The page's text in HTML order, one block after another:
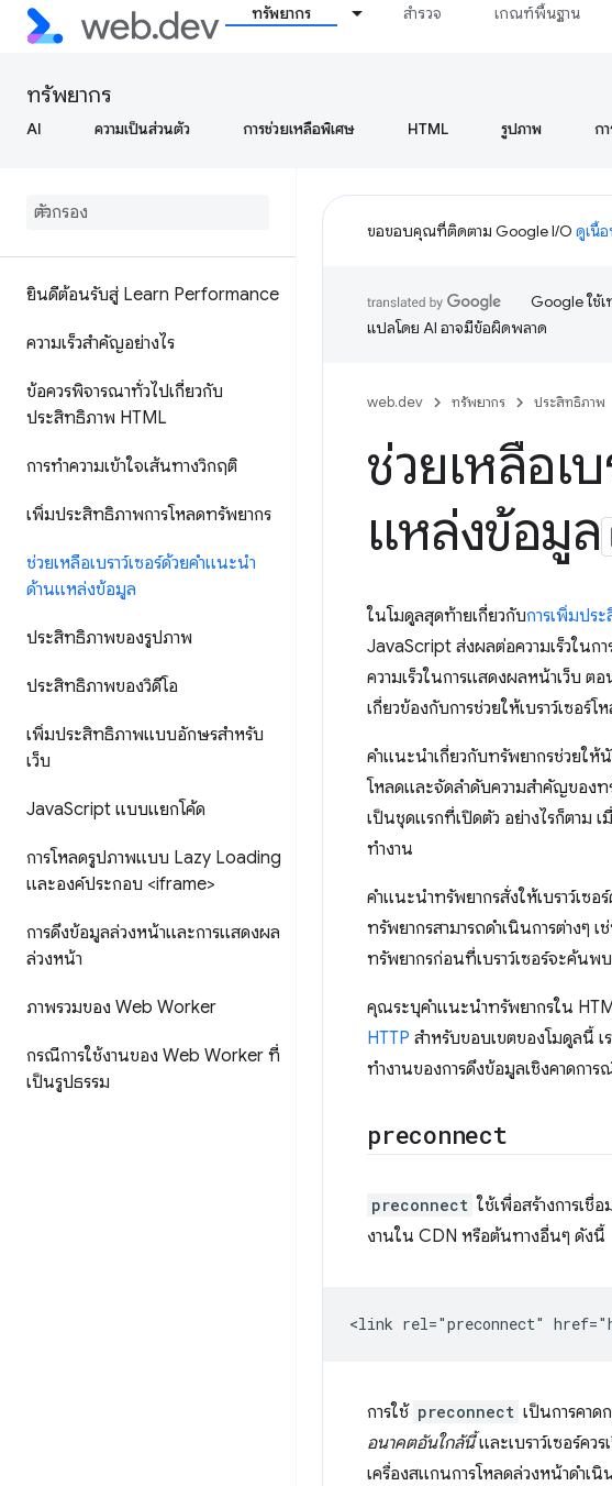
ทรัพยากร สำรวจ เกณฑ์พื้นฐาน
ทรัพยากร
AI ความเป็นส่วนตัว การช่วยเหลือพิเศษ HTML รูปภาพ ก
ยินดีต้อนรับสู่ Learn Performance
ความเร็วสำคัญอย่างไร
ข้อควรพิจารณาทั่วไปเกี่ยวกับ
ประสิทธิภาพ HTML
การทำความเข้าใจเส้นทางวิกฤติ
เพิ่มประสิทธิภาพการโหลดทรัพยากร
ช่วยเหลือเบราว์เซอร์ด้วยคำแนะนำ
ด้านแหล่งข้อมูล
ประสิทธิภาพของรูปภาพ
ประสิทธิภาพของวิดีโอ
เพิ่มประสิทธิภาพแบบอักษรสำหรับ
เว็บ
JavaScript แบบแยกโค้ด
การโหลดรูปภาพแบบ Lazy Loading
และองค์ประกอบ <iframe>
การดึงข้อมูลล่วงหน้าและการแสดงผล
ล่วงหน้า
ภาพรวมของ Web Worker
กรณีการใช้งานของ Web Worker ที่
เป็นรูปธรรม
ขอขอบคุณที่ติดตาม Google I/O ดูเนื้อ
Google ใช้
แปลโดย AI อาจมีข้อผิดพลาด
web.dev ทรัพยากร ประสิทธิภาพ
ช่วยเหลือเ
แหล่งข้อมูล
ในโมดูลสุดท้ายเกี่ยวกับการเพิ่มปร
JavaScript ส่งผลต่อความเร็วในก
ความเร็วในการแสดงผลหน้าเว็บ
เกี่ยวข้องกับการช่วยให้เบราว์เซอร์
คำแนะนำเกี่ยวกับทรัพยากรช่วยให้
โหลดและจัดลําดับความสําคัญของท
เป็นชุดแรกที่เปิดตัว อย่างไรก็ตาม เ
ทำงาน
คำแนะนำทรัพยากรสั่งให้เบราว์เซ
ทรัพยากรสามารถดำเนินการต่างๆ
ทรัพยากรก่อนที่เบราว์เซอร์จะค้นพ
คุณระบุคำแนะนำทรัพยากรใน
HTTP สำหรับขอบเขตของโมดูลนี้ เ
ทำงานของการดึงข้อมูลเชิงคาดกา
preconnect
preconnect ใช้เพื่อสร้างการเ
งานใน CDN หรือต้นทางอื่นๆ ดังนี้
การใช้ preconnect เป็นการคาด
อนาคตอันใกล้นี้และเบราว์เซอร์คว
เครื่องสแกนการโหลดล่วงหน้าดำเนิ